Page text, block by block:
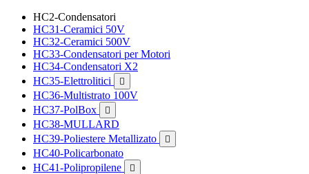
HC2-Condensatori
HC31-Ceramici 50V
HC32-Ceramici 500V
HC33-Condensatori per Motori
HC34-Condensatori X2
HC35-Elettrolitici

HC36-Multistrato 100V
HC37-PolBox

HC38-MULLARD
HC39-Poliestere Metallizato

HC40-Policarbonato
HC41-Polipropilene
